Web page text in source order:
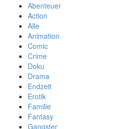
Abenteuer
Action
Alle
Animation
Comic
Crime
Doku
Drama
Endzeit
Erotik
Familie
Fantasy
Gangster